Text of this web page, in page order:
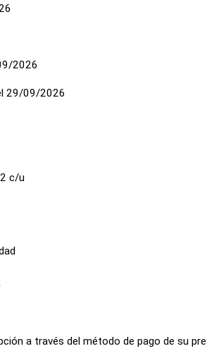
2026
29/09/2026
c/u
a través del método de pago de su